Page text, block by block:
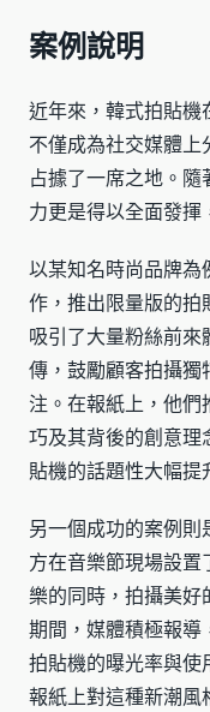
案例說明
近年來，韓式拍貼機
不僅成為社交媒體
占據了一席之地。
力更是得以全面發揮
以某知名時尚品牌為
作，推出限量版的拍
吸引了大量粉絲前
傳，鼓勵顧客拍攝獨
注。在報紙上，他們
巧及其背後的創意理
貼機的話題性大幅提
另一個成功的案例
方在音樂節現場設
樂的同時，拍攝美好
期間，媒體積極報導
拍貼機的曝光率與使
報紙上對這種新潮風